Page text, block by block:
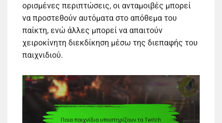
ορισμένες περιπτώσεις, οι ανταμοιβές μπορεί
να προστεθούν αυτόματα στο απόθεμα του
παίκτη, ενώ άλλες μπορεί να απαιτούν
χειροκίνητη διεκδίκηση μέσω της διεπαφής του
παιχνιδιού.